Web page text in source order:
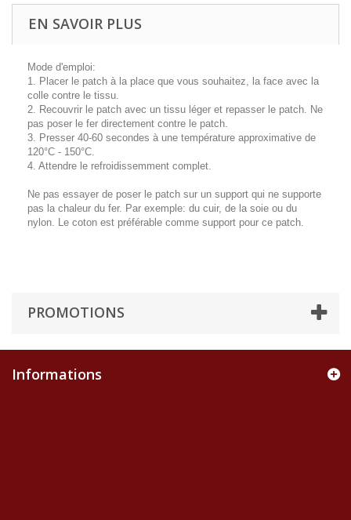
EN SAVOIR PLUS
Mode d'emploi:
1. Placer le patch à la place que vous souhaitez, la face avec la
colle contre le tissu.
2. Recouvrir le patch avec un tissu léger et repasser le patch. Ne
pas poser le fer directement contre le patch.
3. Presser 40-60 secondes à une température approximative de
120°C - 150°C.
4. Attendre le refroidissemment complet.
Ne pas essayer de poser le patch sur un support qui ne supporte
pas la chaleur du fer. Par exemple: du cuir, de la soie ou du
nylon. Le coton est préférable comme support pour ce patch.
PROMOTIONS
Informations